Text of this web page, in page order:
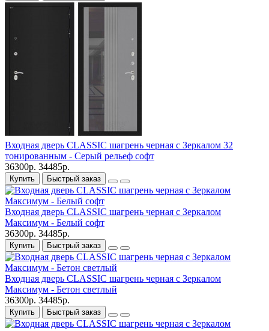
Входная дверь CLASSIC шагрень черная с Зеркалом 32
тонированным - Серый рельеф софт
36300р. 34485р.
Купить Быстрый заказ
Входная дверь CLASSIC шагрень черная с Зеркалом
Максимум - Белый софт
36300р. 34485р.
Купить Быстрый заказ
Входная дверь CLASSIC шагрень черная с Зеркалом
Максимум - Бетон светлый
36300р. 34485р.
Купить Быстрый заказ